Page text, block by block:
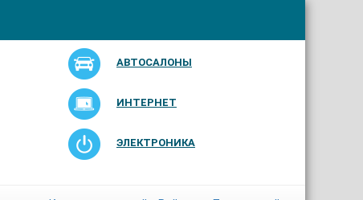
АВТОСАЛОНЫ
ИНТЕРНЕТ
ЭЛЕКТРОНИКА